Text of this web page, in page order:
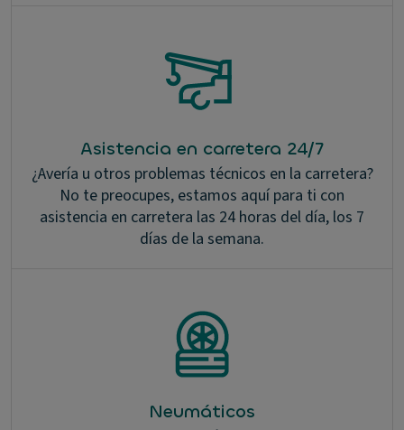
Asistencia en carretera 24/7
¿Avería u otros problemas técnicos en la carretera?
No te preocupes, estamos aquí para ti con
asistencia en carretera las 24 horas del día, los 7
días de la semana.
Neumáticos